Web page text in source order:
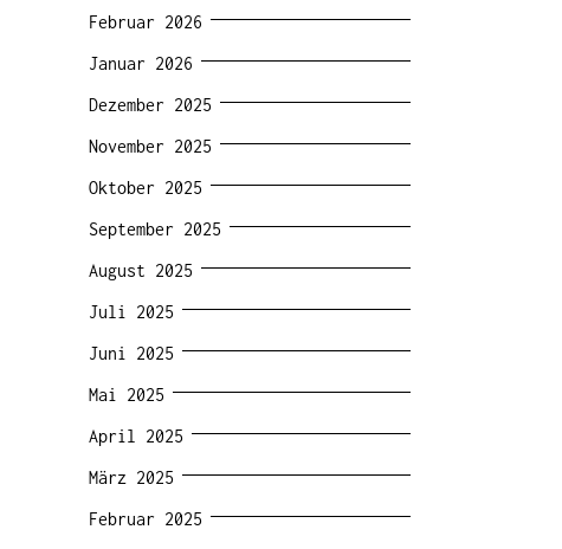
Februar 2026
Januar 2026
Dezember 2025
November 2025
Oktober 2025
September 2025
August 2025
Juli 2025
Juni 2025
Mai 2025
April 2025
März 2025
Februar 2025